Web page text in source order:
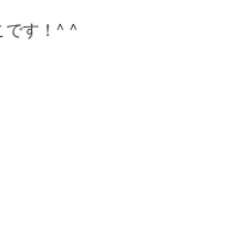
です！^ ^